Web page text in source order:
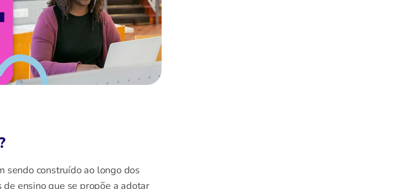
sendo construído ao longo dos
ensino que se propõe a adotar